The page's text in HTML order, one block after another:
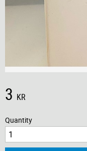
3 KR
Quantity